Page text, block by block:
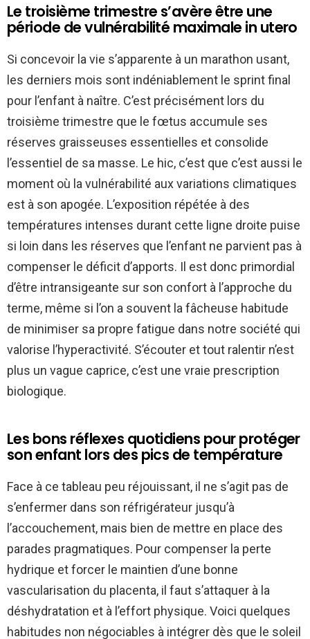
Le troisième trimestre s’avère être une
période de vulnérabilité maximale in utero
Si concevoir la vie s’apparente à un marathon usant,
les derniers mois sont indéniablement le sprint final
pour l’enfant à naître. C’est précisément lors du
troisième trimestre que le fœtus accumule ses
réserves graisseuses essentielles et consolide
l’essentiel de sa masse. Le hic, c’est que c’est aussi le
moment où la vulnérabilité aux variations climatiques
est à son apogée. L’exposition répétée à des
températures intenses durant cette ligne droite puise
si loin dans les réserves que l’enfant ne parvient pas à
compenser le déficit d’apports. Il est donc primordial
d’être intransigeante sur son confort à l’approche du
terme, même si l’on a souvent la fâcheuse habitude
de minimiser sa propre fatigue dans notre société qui
valorise l’hyperactivité. S’écouter et tout ralentir n’est
plus un vague caprice, c’est une vraie prescription
biologique.
Les bons réflexes quotidiens pour protéger
son enfant lors des pics de température
Face à ce tableau peu réjouissant, il ne s’agit pas de
s’enfermer dans son réfrigérateur jusqu’à
l’accouchement, mais bien de mettre en place des
parades pragmatiques. Pour compenser la perte
hydrique et forcer le maintien d’une bonne
vascularisation du placenta, il faut s’attaquer à la
déshydratation et à l’effort physique. Voici quelques
habitudes non négociables à intégrer dès que le soleil